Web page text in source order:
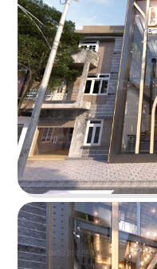
THE
The Street được
đáo, xen lẫn hơi
vẻ đẹp Việt